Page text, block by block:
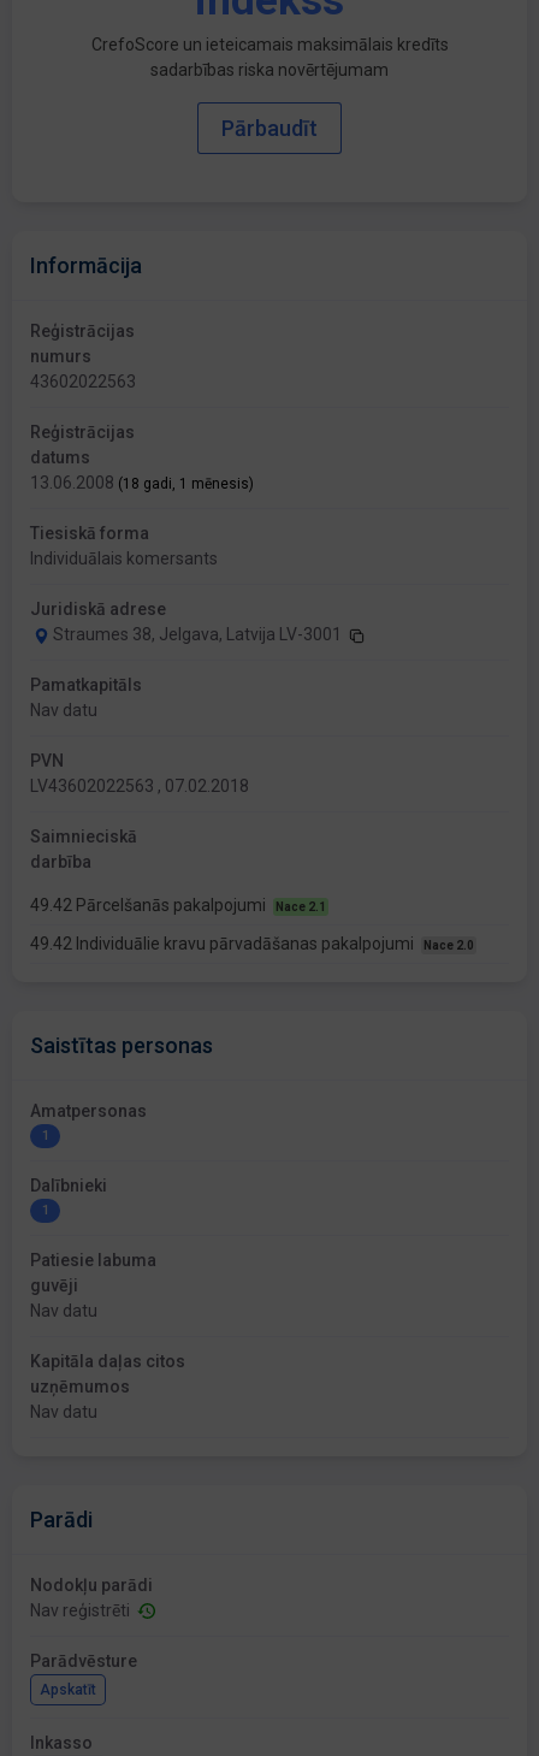
CrefoScore un ieteicamais maksimālais kredīts
sadarbības riska novērtējumam
Pārbaudīt
Informācija
Reģistrācijas
numurs
43602022563
Reģistrācijas
datums
13.06.2008 (18 gadi, 1 mēnesis)
Tiesiskā forma
Individuālais komersants
Juridiskā adrese
Straumes 38, Jelgava, Latvija LV-3001
Pamatkapitāls
Nav datu
PVN
LV43602022563 , 07.02.2018
Saimnieciskā
darbība
49.42 Pārcelšanās pakalpojumi Nace 2.1
49.42 Individuālie kravu pārvadāšanas pakalpojumi Nace 2.0
Saistītas personas
Amatpersonas
1
Dalībnieki
1
Patiesie labuma
guvēji
Nav datu
Kapitāla daļas citos
uzņēmumos
Nav datu
Parādi
Nodokļu parādi
Nav reģistrēti
Parādvēsture
Apskatīt
Inkasso